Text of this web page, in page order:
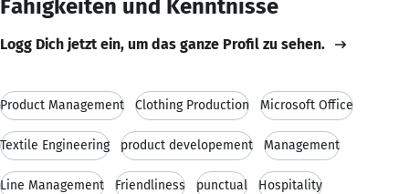
Fähigkeiten und Kenntnisse
Logg Dich jetzt ein, um das ganze Profil zu sehen.
Product Management Clothing Production Microsoft Office
Textile Engineering product developement Management
Line Management Friendliness punctual Hospitality